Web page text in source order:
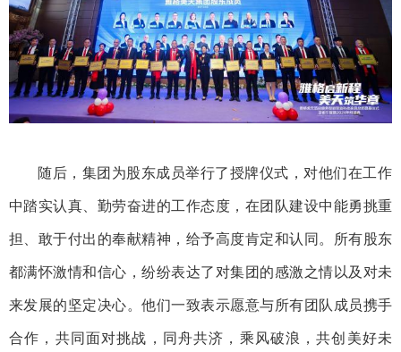
随后 ，集团为股东成员举行了授牌仪式 ， 对他们在工作
中踏实认真、勤劳奋进的工作态度，在团队建设中能勇挑重
担 敢于付出的奉献精神，给予高度肯定和认同 。 所有股东
都满怀激情和信心，纷纷表达了对集团的感激之情以及对未
来发展的坚定决心。他们一致表示愿意与所有团队成员携手
合作，共同面对挑战，同舟共济，乘风破浪，共创美好未